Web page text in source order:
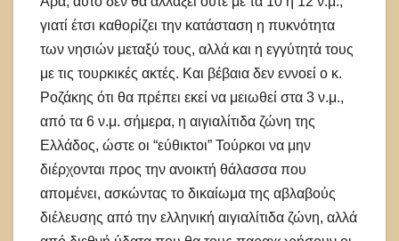
γιατί έτσι καθορίζει την κατάσταση η πυκνότητα
των νησιών μεταξύ τους, αλλά και η εγγύτητά τους
με τις τουρκικές ακτές. Και βέβαια δεν εννοεί ο κ.
Ροζάκης ότι θα πρέπει εκεί να μειωθεί στα 3 ν.μ.,
από τα 6 ν.μ. σήμερα, η αιγιαλίτιδα ζώνη της
Ελλάδος, ώστε οι “εύθικτοι” Τούρκοι να μην
διέρχονται προς την ανοικτή θάλασσα που
απομένει, ασκώντας το δικαίωμα της αβλαβούς
διέλευσης από την ελληνική αιγιαλίτιδα ζώνη, αλλά